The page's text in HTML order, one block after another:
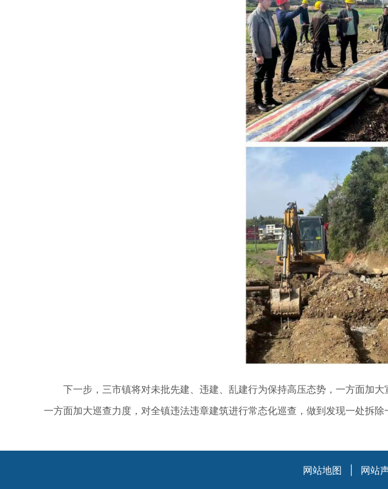
下一步，三市镇将对未批先建、违建、乱建行为保持高压态势，一方面加
一方面加大巡查力度，对全镇违法违章建筑进行常态化巡查，做到发现一处拆
网站地图 网站